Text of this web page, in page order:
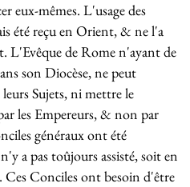
eux-mêmes. L'usage des
été reçu en Orient, & ne l'a
L'Evêque de Rome n'ayant de
son Diocèse, ne peut
Sujets, ni mettre le
les Empereurs, & non par
généraux ont été
a pas toûjours assisté, soit en
Ces Conciles ont besoin d'être